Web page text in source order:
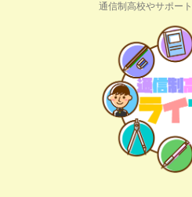
通信制高校やサポー